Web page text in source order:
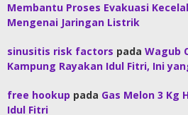
Membantu Proses Evakuasi
Mengenai Jaringan Listrik
sinusitis risk factors pada Wagub
Kampung Rayakan Idul Fitri, Ini
free hookup pada Gas Melon 3 Kg
Idul Fitri